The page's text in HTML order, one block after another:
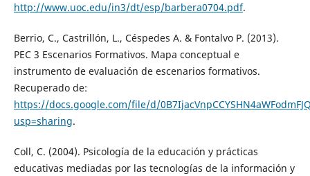
http://www.uoc.edu/in3/dt/esp/barbera0704.pdf.
Berrio, C., Castrillón, L., Céspedes A. & Fontalvo P. (2013).
PEC 3 Escenarios Formativos. Mapa conceptual e
instrumento de evaluación de escenarios formativos.
Recuperado de:
https://docs.google.com/file/d/
usp=sharing.
Coll, C. (2004). Psicología de la educación y prácticas
educativas mediadas por las tecnologías de la información y